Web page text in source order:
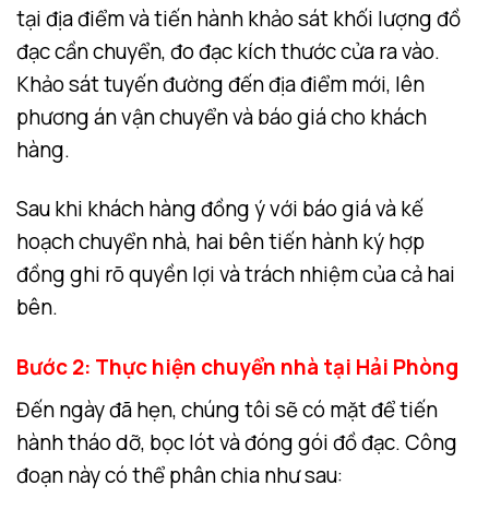
tại địa điểm và tiến hành khảo sát khối lượng đồ
đạc cần chuyển, đo đạc kích thước cửa ra vào.
Khảo sát tuyến đường đến địa điểm mới, lên
phương án vận chuyển và báo giá cho khách
hàng.
Sau khi khách hàng đồng ý với báo giá và kế
hoạch chuyển nhà, hai bên tiến hành ký hợp
đồng ghi rõ quyền lợi và trách nhiệm của cả hai
bên.
Bước 2: Thực hiện chuyển nhà tại Hải Phòng
Đến ngày đã hẹn, chúng tôi sẽ có mặt để tiến
hành tháo dỡ, bọc lót và đóng gói đồ đạc. Công
đoạn này có thể phân chia như sau: